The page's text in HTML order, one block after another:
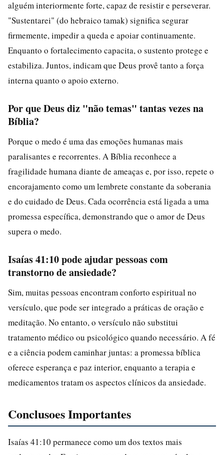
alguém interiormente forte, capaz de resistir e perseverar.
"Sustentarei" (do hebraico tamak) significa segurar
firmemente, impedir a queda e apoiar continuamente.
Enquanto o fortalecimento capacita, o sustento protege e
estabiliza. Juntos, indicam que Deus provê tanto a força
interna quanto o apoio externo.
Por que Deus diz "não temas" tantas vezes na
Bíblia?
Porque o medo é uma das emoções humanas mais
paralisantes e recorrentes. A Bíblia reconhece a
fragilidade humana diante de ameaças e, por isso, repete o
encorajamento como um lembrete constante da soberania
e do cuidado de Deus. Cada ocorrência está ligada a uma
promessa específica, demonstrando que o amor de Deus
supera o medo.
Isaías 41:10 pode ajudar pessoas com
transtorno de ansiedade?
Sim, muitas pessoas encontram conforto espiritual no
versículo, que pode ser integrado a práticas de oração e
meditação. No entanto, o versículo não substitui
tratamento médico ou psicológico quando necessário. A fé
e a ciência podem caminhar juntas: a promessa bíblica
oferece esperança e paz interior, enquanto a terapia e
medicamentos tratam os aspectos clínicos da ansiedade.
Conclusoes Importantes
Isaías 41:10 permanece como um dos textos mais